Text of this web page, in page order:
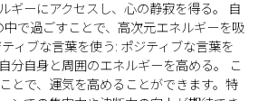
ギーにアクセスし、心の静寂を得る。 自
で過ごすことで、高次元エネルギーを吸
ィブな言葉を使う: ポジティブな言葉を
分自身と周囲のエネルギーを高める。 こ
とで、運気を高めることができます。特